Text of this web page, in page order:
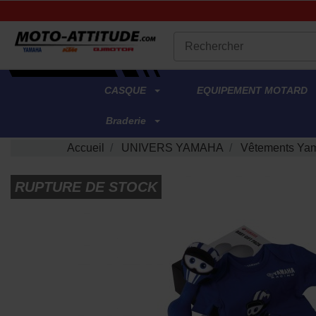
.
CASQUE EQUIPEMENT MOTARD
Braderie
Accueil UNIVERS YAMAHA Vêtements
RUPTURE DE STOCK